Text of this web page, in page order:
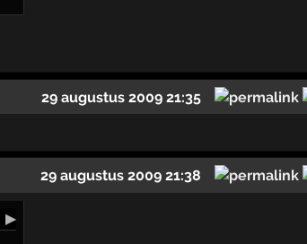
29 augustus 2009 21:35
29 augustus 2009 21:38
▶